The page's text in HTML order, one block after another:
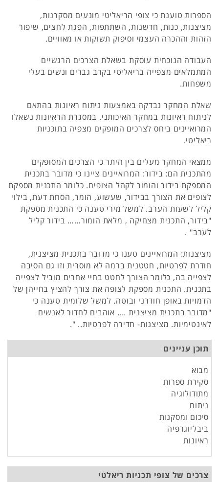
הספרות טוענת כי צופי הריאליטי מונעים מסקרנות,
מציצנות, כנות, חדשנות, השתתפות, הפגת לחצים, שיפור
הזהות וההכרה העצמי וסיפוק תשוקות או מאוויים.
העבודה הנוכחית עוסקת בשאלת הצרכים הרגשיים
המתמלאים מצפייה בריאליטי בקרב גברים ונשים בעלי
משפחות.
שאלת המחקר נבדקה באמצעות ניתוח ראיונות בהתאם
לניתוח ראיונות במחקר האיכותני. במסגרת הראיונות נשאלו
המרואיינים ביחס לצרכים המופקים מצפיה בתוכניות
ריאליטי.
ממצאי המחקר מעלים בין היתר כי הצרכים המסופקים
מהתכנית הם: בידור: המרואיינים ציינו כי מדובר בתכנית
המספקת בידור והומור לקהל הצופים. כלומר התכנית מספקת
לצופים את הצורך בבידור, שעשוע, הומר, הסחת דעת, בילוי
קליל לשעות הערב. למשל מירי טענה כי התכנית מספקת
"בידור, התכנית מצחיקה , מלאת הומור…… בידור קליל
לערב" .
מציצנות: המרואיינים טענו כי מדובר בתכנית מציצנית,
חודרת לפרטיות, חטטנית ברמה לא מוסרית וזו גם הסיבה
לצפייה בה, כלומר הצורך לחטט בחיי אחרים מוביל לצפייה
בתכנית. התכנית מספקת לצופה את צורך להציץ בחייהן של
הדמויות באופן חודרני ובוטה. למשל שלומית טענה כי
"מדובר בתכנית מציצנית …. אוהבים לחדור לאנשים
לאינטימיות. מציצנות- חדירה לפרטיות.. ".
תוכן עניינים
מבוא
סקירת ספרות
מתודולוגיה
ניתוח
סיכום ומסקנות
ביבליוגרפיה
ראיונות
צרכים של צופי תכניות ריאלטי